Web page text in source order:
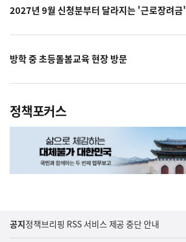
2027년 9월 신청분부터 달라지는 '근로장려금'
방학 중 초등돌봄교육 현장 방문
정책포커스
공지정책브리핑 RSS 서비스 제공 중단 안내